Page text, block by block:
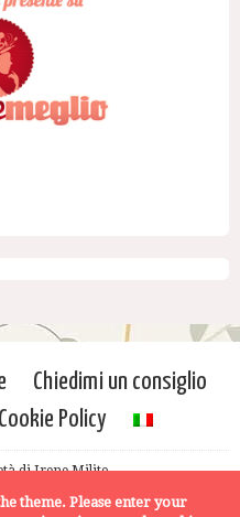
Chiedimi un consiglio
Cookie Policy
di Irene Milito
theme. Please enter your